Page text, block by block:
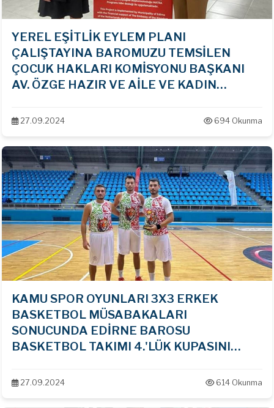
YEREL EŞİTLİK EYLEM PLANI
ÇALIŞTAYINA BAROMUZU TEMSİLEN
ÇOCUK HAKLARI KOMİSYONU BAŞKANI
AV. ÖZGE HAZIR VE AİLE VE KADIN
MERİÇ KATILDI
27.09.2024 694 Okunma
KAMU SPOR OYUNLARI 3X3 ERKEK
BASKETBOL MÜSABAKALARI
SONUCUNDA EDİRNE BAROSU
BASKETBOL TAKIMI 4.'LÜK KUPASINI
27.09.2024 614 Okunma